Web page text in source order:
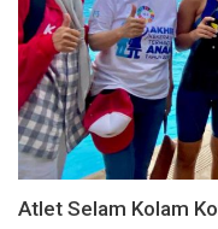
Atlet Selam Kolam